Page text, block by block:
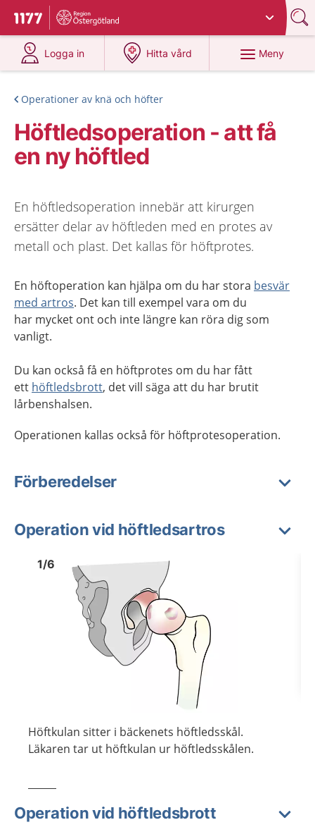
Till startsidan för 1177
Du har valt region
Logga in
på 1177.se
Hitta vård
på 1177.se
Meny
Operationer av knä och höfter
Höftledsoperation - att få
en ny höftled
En höftledsoperation innebär att kirurgen
ersätter delar av höftleden med en protes av
metall och plast. Det kallas för höftprotes.
En höftoperation kan hjälpa om du har stora besvär
med artros. Det kan till exempel vara om du
har mycket ont och inte längre kan röra dig som
vanligt.
Du kan också få en höftprotes om du harfått
ett höftledsbrott, det vill säga att du har brutit
lårbenshalsen.
Operationen kallas också för höftprotesoperation.
Förberedelser
Operation vid höftledsartros
Bild1
1/6
Höftkulan sitter i bäckenets höftledsskål.
Läkaren tar ut höftkulan ur höftledsskålen.
Visa föregående bild
Operation vid höftledsbrott